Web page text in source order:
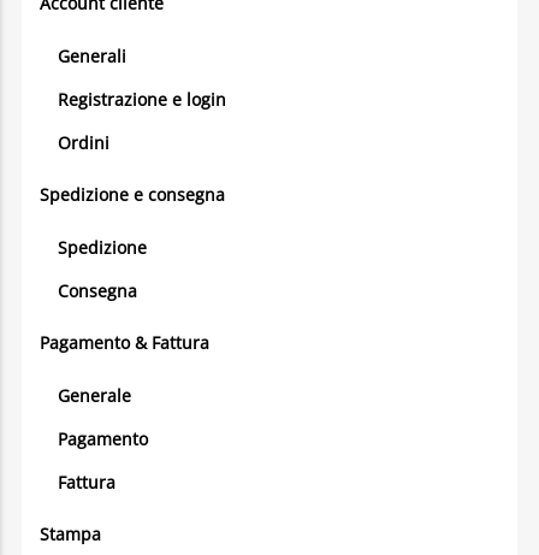
Generali
Registrazione e login
Ordini
Spedizione e consegna
Spedizione
Consegna
Pagamento & Fattura
Generale
Pagamento
Fattura
Stampa